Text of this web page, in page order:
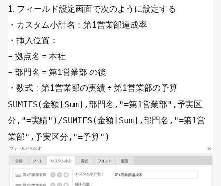
1. フィールド設定画面で次のように設定する
・カスタム小計名：第1営業部達成率
・挿入位置：
– 拠点名 = 本社
– 部門名 = 第1営業部 の後
・数式：第1営業部の実績 ÷ 第1営業部の予算
SUMIFS (金額[Sum],部門名, "=第1営業部" ,予実区
分, "=実績" )/SUMIFS (金額[Sum],部門名, "=第1営
業部" ,予実区分, "=予算" )